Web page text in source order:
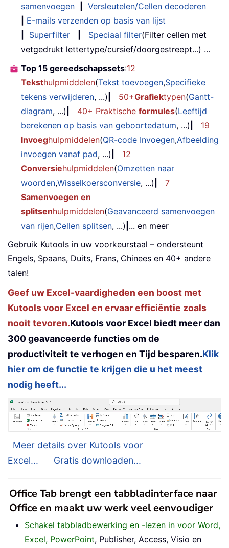
samenvoegen
Versleutelen/Cellen decoderen
E-mails verzenden op basis van lijst
Superfilter Speciaal filter(Filter cellen met
vetgedrukt lettertype/cursief/doorgestreept...) ...
Top 15 gereedschapssets:12
Teksthulpmiddelen(Tekst toevoegen,Specifieke
tekens verwijderen, ...) 50+Grafiektypen(Gantt-
diagram, ...) 40+ Praktische formules(Leeftijd
berekenen op basis van geboortedatum, ...)
19
Invoeghulpmiddelen(QR-code Invoegen,Afbeelding
invoegen vanaf pad, ...)
12
Conversiehulpmiddelen(Omzetten naar
woorden,Wisselkoersconversie, ...)
7
Samenvoegen en
splitsenhulpmiddelen(Geavanceerd samenvoegen
van rijen,Cellen splitsen, ...) ... en meer
Gebruik Kutools in uw voorkeurstaal – ondersteunt
Engels, Spaans, Duits, Frans, Chinees en 40+ andere
talen!
Geef uw Excel-vaardigheden een boost met
Kutools voor Excel en ervaar efficiëntie zoals
nooit tevoren.Kutools voor Excel biedt meer dan
300 geavanceerde functies om de
productiviteit te verhogen en Tijd besparen.Klik
hier om de functie te krijgen die u het meest
nodig heeft...
Meer details over Kutools voor
Excel...
Gratis downloaden...
Office Tab brengt een tabbladinterface naar
Office en maakt uw werk veel eenvoudiger
Schakel tabbladbewerking en -lezen in voor Word,
Excel, PowerPoint, Publisher, Access, Visio en